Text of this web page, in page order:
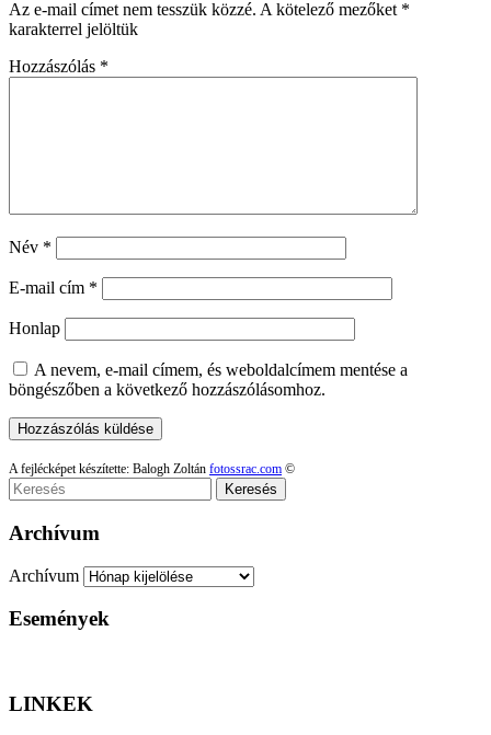
Az e-mail címet nem tesszük közzé. A kötelező mezőket *
karakterrel jelöltük
Hozzászólás *
Név *
E-mail cím *
Honlap
A nevem, e-mail címem, és weboldalcímem mentése a
böngészőben a következő hozzászólásomhoz.
A fejlécképet készítette: Balogh Zoltán fotossrac.com ©
Keresés
Archívum
Archívum
Események
LINKEK